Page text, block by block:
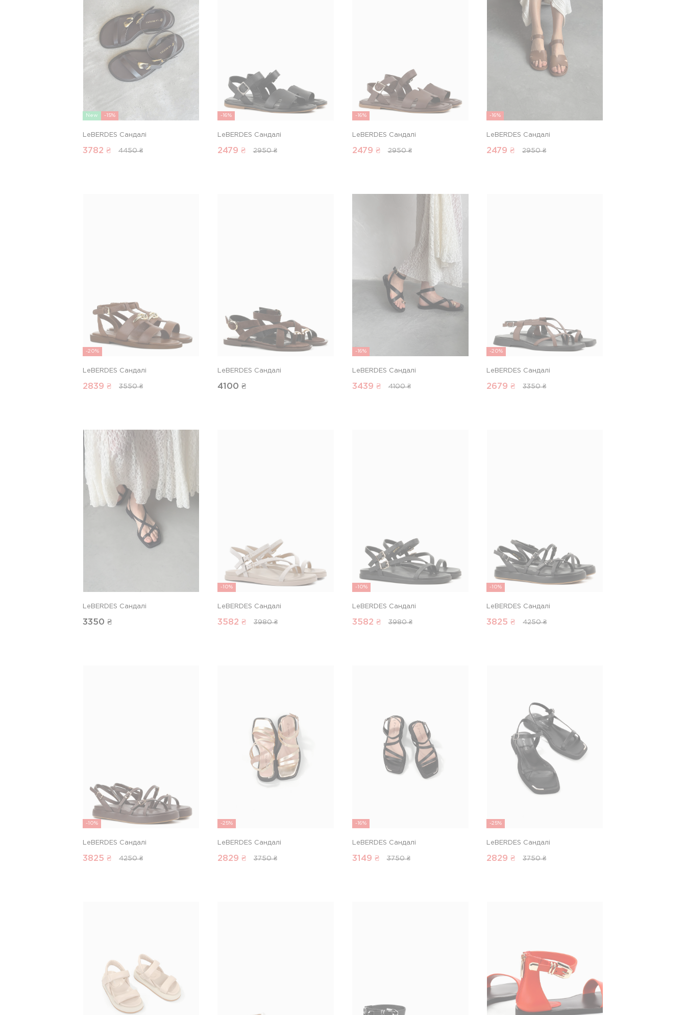
New -15%
LeBERDES Сандалі
3782 ₴ 4450 ₴
-16%
LeBERDES Сандалі
2479 ₴ 2950 ₴
-16%
LeBERDES Сандалі
2479 ₴ 2950 ₴
-16%
LeBERDES Сандалі
2479 ₴ 2950 ₴
-20%
LeBERDES Сандалі
2839 ₴ 3550 ₴
LeBERDES Сандалі
4100 ₴
-16%
LeBERDES Сандалі
3439 ₴ 4100 ₴
-20%
LeBERDES Сандалі
2679 ₴ 3350 ₴
LeBERDES Сандалі
3350 ₴
-10%
LeBERDES Сандалі
3582 ₴ 3980 ₴
-10%
LeBERDES Сандалі
3582 ₴ 3980 ₴
-10%
LeBERDES Сандалі
3825 ₴ 4250 ₴
-10%
LeBERDES Сандалі
3825 ₴ 4250 ₴
-25%
LeBERDES Сандалі
2829 ₴ 3750 ₴
-16%
LeBERDES Сандалі
3149 ₴ 3750 ₴
-25%
LeBERDES Сандалі
2829 ₴ 3750 ₴